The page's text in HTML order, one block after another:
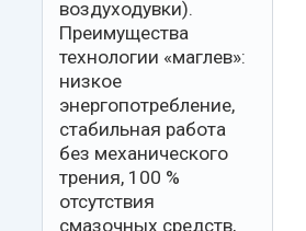
воздуходувки).
Преимущества
технологии «маглев»:
низкое
энергопотребление,
стабильная работа
без механического
трения, 100 %
отсутствия
смазочных средств,